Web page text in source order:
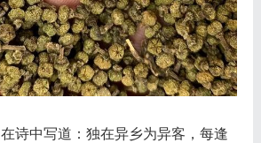
诗中写道：独在异乡为异客，每逢